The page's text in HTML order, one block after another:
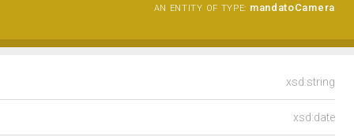
AN ENTITY OF TYPE: mandatoCamera
xsd:string
xsd:date